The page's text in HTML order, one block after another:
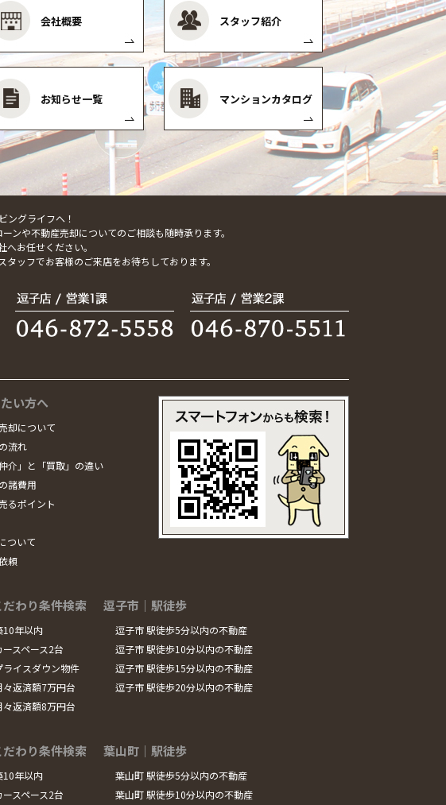
会社概要 スタッフ紹介
お知らせ一覧 マンションカタログ
ングライフへ！
ンや不動産売却についてのご相談も随時承ります。
お任せください。
ッフでお客様のご来店をお待ちしております。
い方へ
却について
流れ
介」と「買取」の違い
諸費用
るポイント
ついて
頼
わり条件検索
10年以内
スペース2台
ライスダウン物件
返済額7万円台
返済額8万円台
逗子市｜駅徒歩
逗子市 駅徒歩5分以内の不動産
逗子市 駅徒歩10分以内の不動産
逗子市 駅徒歩15分以内の不動産
逗子市 駅徒歩20分以内の不動産
わり条件検索
10年以内
スペース2台
葉山町｜駅徒歩
葉山町 駅徒歩5分以内の不動産
葉山町 駅徒歩10分以内の不動産